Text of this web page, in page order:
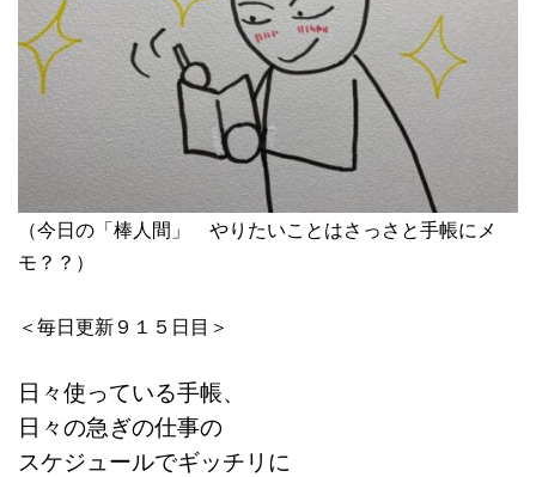
（今日の「棒人間」 やりたいことはさっさと手帳にメ
モ？？）
＜毎日更新９１５日目＞
日々使っている手帳、
日々の急ぎの仕事の
スケジュールでギッチリに